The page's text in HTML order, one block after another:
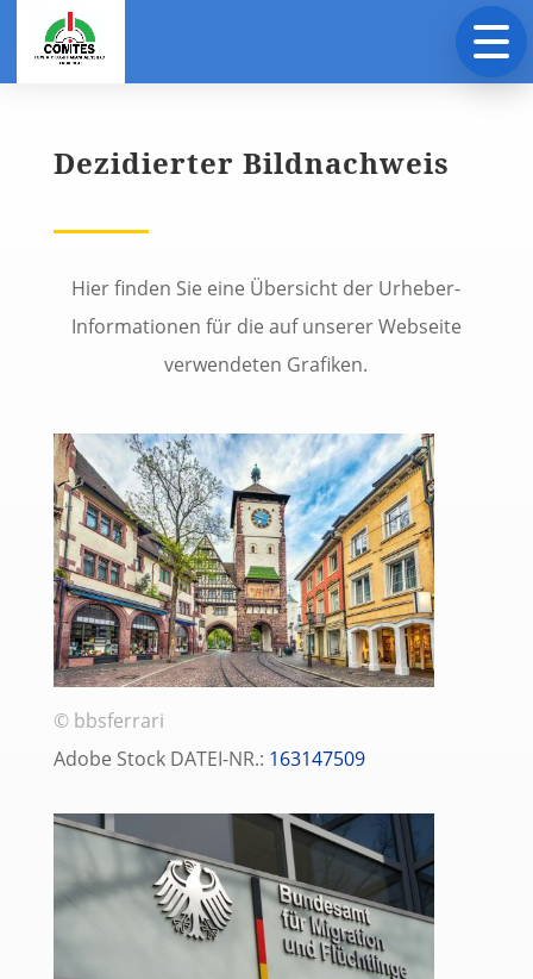
Dezidierter Bildnachweis
Hier finden Sie eine Übersicht der Urheber-
Informationen für die auf unserer Webseite
verwendeten Grafiken.
© bbsferrari
Adobe Stock DATEI-NR.: 163147509